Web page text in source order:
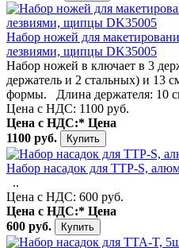
Набор ножей для
лезвиями, щипцы DK35005
Набор ножей в ключает в 3
держатель и 2 стальных) и 13
формы. Длина держателя: 10
Цена с НДС: 1100 руб.
Цена с НДС:* Цена
1100 руб.
Набор насадок для TTP-S,
..
Цена с НДС: 600 руб.
Цена с НДС:* Цена
600 руб.